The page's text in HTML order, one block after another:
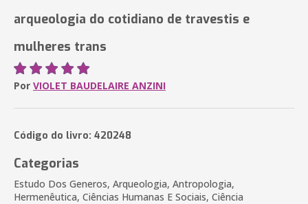
arqueologia do cotidiano de travestis e
mulheres trans
Por VIOLET BAUDELAIRE ANZINI
Código do livro: 420248
Categorias
Estudo Dos Generos, Arqueologia, Antropologia,
Hermenêutica, Ciências Humanas E Sociais, Ciência